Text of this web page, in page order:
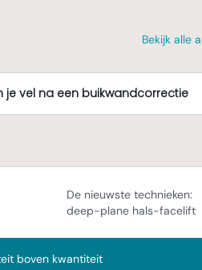
Bekijk alle
je vel na een buikwandcorrectie
De nieuwste technieken:
deep-plane hals-facelift
boven kwantiteit